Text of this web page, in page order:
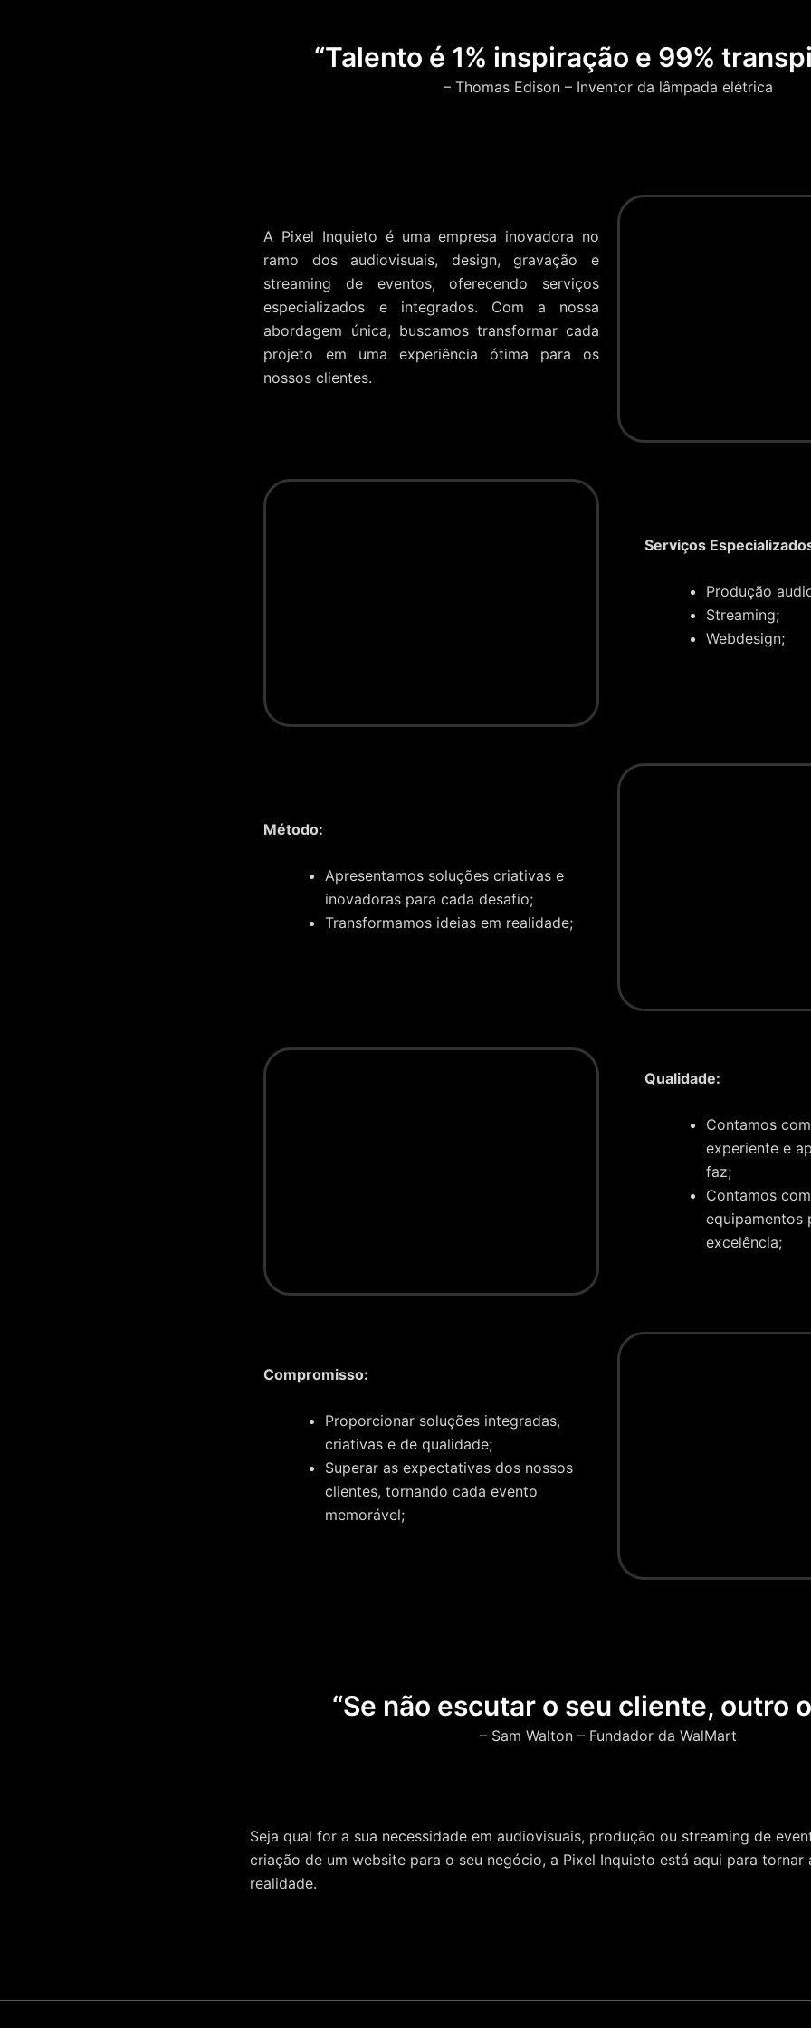
“Talento é 1% inspiração e 99%
– Thomas Edison – Inventor da lâmpada elétrica
A Pixel Inquieto é uma empresa inovadora no
ramo dos audiovisuais, design, gravação e
streaming de eventos, oferecendo serviços
especializados e integrados. Com a nossa
abordagem única, buscamos transformar cada
projeto em uma experiência ótima para os
nossos clientes.
Serviços
Produção
Streaming;
Webdesign;
Método:
Apresentamos soluções criativas e
inovadoras para cada desafio;
Transformamos ideias em realidade;
Qualidade:
Contamos
experiente e
faz;
Contamos
equipamentos
excelência;
Compromisso:
Proporcionar soluções integradas,
criativas e de qualidade;
Superar as expectativas dos nossos
clientes, tornando cada evento
memorável;
“Se não escutar o seu cliente, outro
– Sam Walton – Fundador da WalMart
Seja qual for a sua necessidade em audiovisuais, produção ou streaming de
criação de um website para o seu negócio, a Pixel Inquieto está aqui para tornar
realidade.